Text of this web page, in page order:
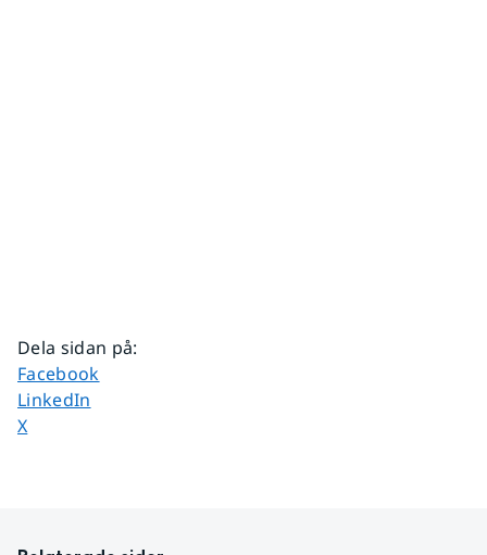
Dela sidan på:
Dela sidan på
Facebook
Dela sidan på
LinkedIn
Dela sidan på
X